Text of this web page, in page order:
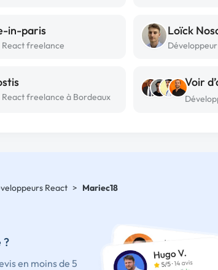
in-paris
freelance
Loïck
freelance à Bordeaux
Voir
React > Mariec18
?
en moins de 5